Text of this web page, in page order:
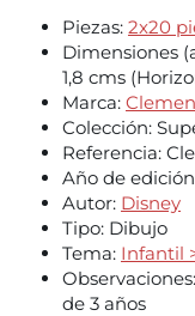
Piezas: 2x20
Dimensiones
1,8 cms
Marca:
Colección:
Referencia:
Año de
Autor: Disney
Tipo: Dibujo
Tema: Infantil
de 3 años